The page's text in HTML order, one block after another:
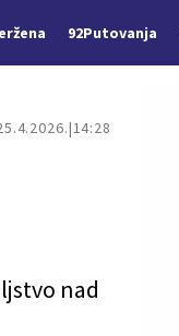
92Putovanja
14:28
nad